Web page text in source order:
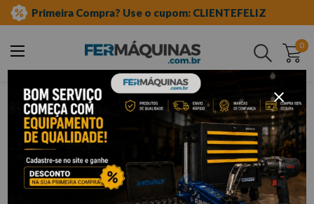
Primeira Compra? Use o cupom: CLIENTEFELIZ
0
Buscar
equipamento auto center
móveis para oficina
carrinhos